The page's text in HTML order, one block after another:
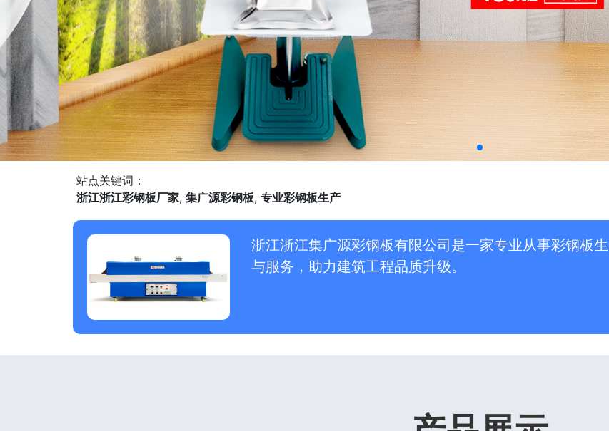
站点关键词：
浙江浙江彩钢板厂家, 集广源彩钢板, 专业彩钢板生产
浙江浙江集广源彩钢板有限公司是一家专业从事彩钢板
与服务，助力建筑工程品质升级。